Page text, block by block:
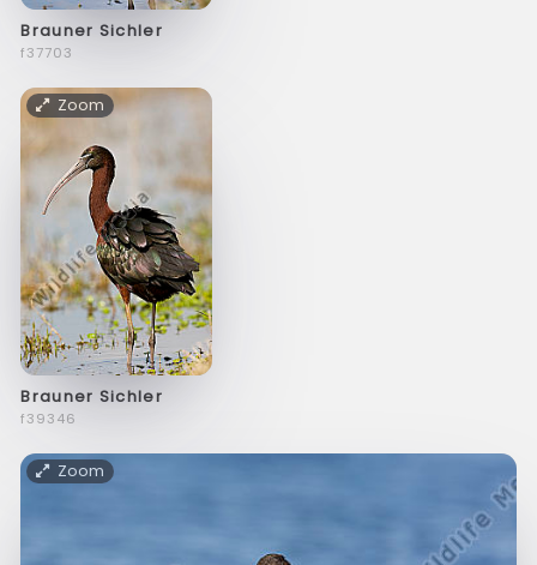
Brauner Sichler
f37703
Zoom
Brauner Sichler
f39346
Zoom